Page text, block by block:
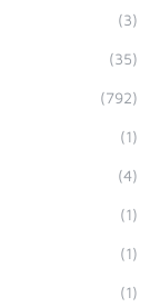
(3)
(35)
(792)
(1)
(4)
(1)
(1)
(1)